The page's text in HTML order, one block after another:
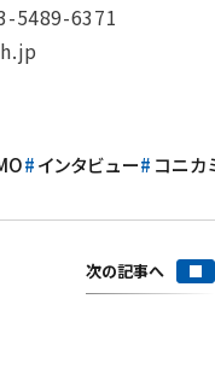
5489-6371
インタビュー コニカ
次の記事へ